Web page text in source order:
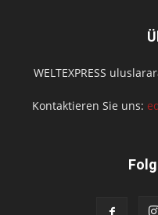
WELTEXPRESS
Kontaktieren Sie uns: